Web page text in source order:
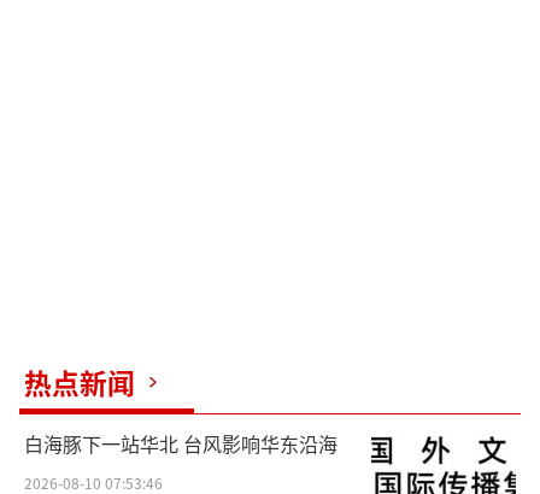
热点新闻
白海豚下一站华北 台风影响华东沿海
2026-08-10 07:53:46